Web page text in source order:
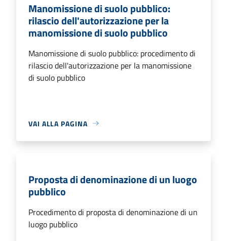
Manomissione di suolo pubblico:
rilascio dell'autorizzazione per la
manomissione di suolo pubblico
Manomissione di suolo pubblico: procedimento di
rilascio dell'autorizzazione per la manomissione
di suolo pubblico
VAI ALLA PAGINA
Proposta di denominazione di un luogo
pubblico
Procedimento di proposta di denominazione di un
luogo pubblico